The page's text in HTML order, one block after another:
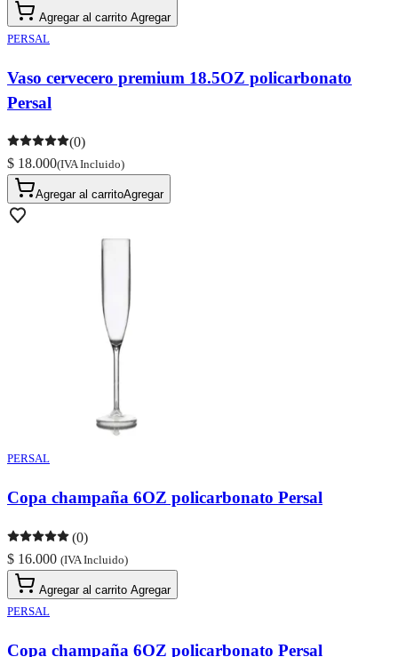
Agregar al carrito Agregar
PERSAL
Vaso cervecero premium 18.5OZ policarbonato
Persal
(0)
$ 18.000(IVA Incluido)
Agregar al carritoAgregar
PERSAL
Copa champaña 6OZ policarbonato Persal
(0)
$ 16.000 (IVA Incluido)
Agregar al carrito Agregar
PERSAL
Copa champaña 6OZ policarbonato Persal